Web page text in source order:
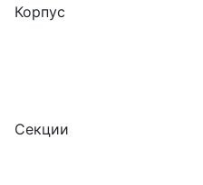
Корпус
Секции